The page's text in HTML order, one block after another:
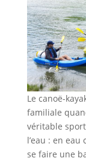
Le canoë-
familiale
véritable
l’eau : en
se faire une